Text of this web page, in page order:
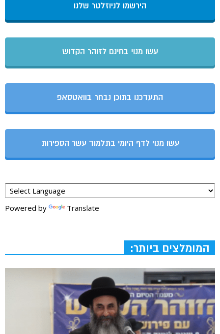
הירשמו לניוזלטר שלנו
עשו מנוי בחינם לזוהר הקדוש
התעדכנו בתוכן נבחר בוואטסאפ
עשו מנוי לדף היומי בתלמוד עשר הספירות
Powered by Translate
המומלצים ביותר: